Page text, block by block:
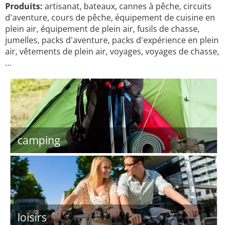
Produits: artisanat, bateaux, cannes à pêche, circuits
d'aventure, cours de pêche, équipement de cuisine en
plein air, équipement de plein air, fusils de chasse,
jumelles, packs d'aventure, packs d'expérience en plein
air, vêtements de plein air, voyages, voyages de chasse,
…
camping
loisirs